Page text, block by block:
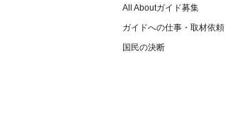
All Aboutガイド募集
ガイドへの仕事・取材依頼
国民の決断